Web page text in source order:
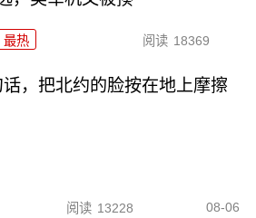
最热 阅读 18369
，把北约的脸按在地上摩擦
阅读 13228 08-06